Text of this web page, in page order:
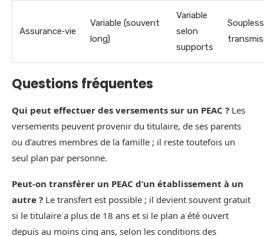
Assurance‑vie
Variable (souvent
long)
Variable
selon
supports
Questions fréquentes
Qui peut effectuer des versements sur un PEAC ? Les
versements peuvent provenir du titulaire, de ses parents
ou d’autres membres de la famille ; il reste toutefois un
seul plan par personne.
Peut‑on transférer un PEAC d’un établissement à un
autre ? Le transfert est possible ; il devient souvent gratuit
si le titulaire a plus de 18 ans et si le plan a été ouvert
depuis au moins cinq ans, selon les conditions des